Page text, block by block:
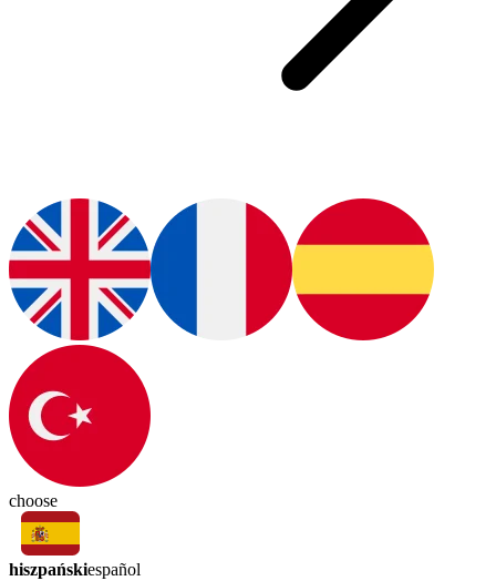
choose
hiszpańskiespañol